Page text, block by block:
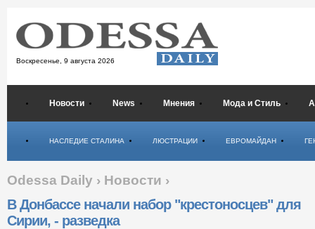
Воскресенье, 9 августа 2026
Новости News Мнения Мода и Стиль
НАСЛЕДИЕ СТАЛИНА ЛЮСТРАЦИИ ЕВРОМАЙДАН
Odessa Daily › Новости ›
В Донбассе начали набор "крестоносцев" для
Сирии, - разведка